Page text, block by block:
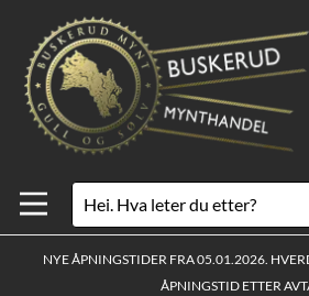
Hopp til innhold
NYE ÅPNINGSTIDER FRA 05.01.2026.
ÅPNINGSTID ETTER